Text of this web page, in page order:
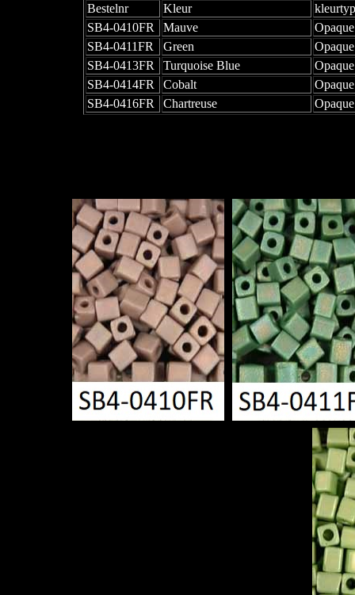
Bestelnr Kleur
SB4-0410FR
Mauve
SB4-0411FR
Green
SB4-0413FR
Turquoise Blue
SB4-0414FR
Cobalt
SB4-0416FR
Chartreuse